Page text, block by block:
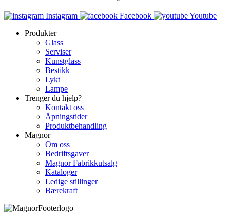
Instagram Facebook
Youtube
Produkter
Glass
Serviser
Kunstglass
Bestikk
Lykt
Lampe
Trenger du hjelp?
Kontakt oss
Åpningstider
Produktbehandling
Magnor
Om oss
Bedriftsgaver
Magnor Fabrikkutsalg
Kataloger
Ledige stillinger
Bærekraft